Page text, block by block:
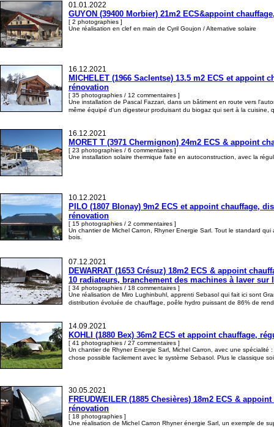
01.01.2022
GUYON (39400 Morbier) 21m2 ECS&appoint
[ 2 photographies ]
Une réalisation en clef en main de Cyril Goujon / Alternative solaire
16.12.2021
MICHELET (1966 Saclentse) 13.5 m2 ECS et
rénovation
[ 35 photographies / 12 commentaires ]
Une installation de Pascal Fazzari, dans un bâtiment en route vers
même équipé d'un digesteur produisant du biogaz qui sert à la cuisine,
16.12.2021
MORET T (3971 Chermignon) 24m2 ECS & appoint
[ 23 photographies / 6 commentaires ]
Une installation solaire thermique faite en autoconstruction, avec la
10.12.2021
PILO (1807 Blonay) 9m2 ECS et appoint chauffage,
rénovation
[ 15 photographies / 2 commentaires ]
Un chantier de Michel Carron, Rhyner Energie Sarl. Tout le standard
bois.
07.12.2021
DEWARRAT (1653 Crésuz) 18m2 ECS & appoint
10 radiateurs, branchement des machines à laver sur
[ 34 photographies / 18 commentaires ]
Une réalisation de Miro Lughinbuhl, apprenti Sebasol qui fait ici sont
distribution évoluée de chauffage, poêle hydro puissant de 86% de
14.09.2021
KOHLI (1880 Bex) 36m2 ECS et appoint chauffage,
[ 41 photographies / 27 commentaires ]
Un chantier de Rhyner Energie Sarl, Michel Carron, avec une
chose possible facilement avec le système Sebasol. Plus le classique
30.05.2021
FREUDWEILER (1885 Chesières) 18m2 ECS &
rénovation
[ 18 photographies ]
Une réalisation de Michel Carron Rhyner énergie Sarl, un exemple de